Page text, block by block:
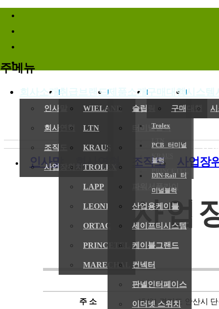
바로가기메뉴
주메뉴
회사소개
인사말
회사연혁
조직도
사업장위치/연락처
취급브랜드
WIELAND
LTN
KRAUS
TROLEX
LAPP
LEONI
ORTAC
PRINCETEL
MARECHAL
제품소개
슬립링
Trolex
KRAUS
PRINCETEL
터미널블럭
PCB 터미널
블럭
DIN-Rail 터
미널블럭
엔코더
레졸버
파워서플라이
산업용케이블
세이프티시스템
케이블그랜드
컨넥터
판넬인터페이스
이더넷 스위치
구매대행
구매대행
시스템
(
전기,기
인사말 회사연혁 조직도 사업장
사업
주 소 15421 경기도 안산시